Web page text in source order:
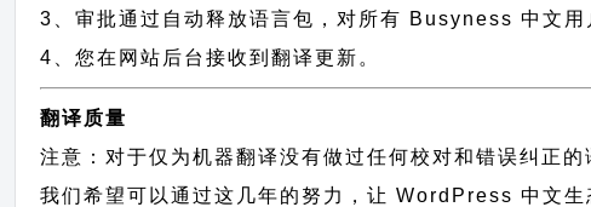
3、审批通过自动释放语言包，对所有 Busyness 中文用
4、您在网站后台接收到翻译更新。
翻译质量
注意：对于仅为机器翻译没有做过任何校对和错误纠正
我们希望可以通过这几年的努力，让 WordPress 中文生